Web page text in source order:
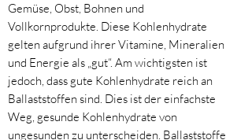
Gemüse, Obst, Bohnen und
Vollkornprodukte. Diese Kohlenhydrate
gelten aufgrund ihrer Vitamine, Mineralien
und Energie als „gut“. Am wichtigsten ist
jedoch, dass gute Kohlenhydrate reich an
Ballaststoffen sind. Dies ist der einfachste
Weg, gesunde Kohlenhydrate von
ungesunden zu unterscheiden. Ballaststoffe